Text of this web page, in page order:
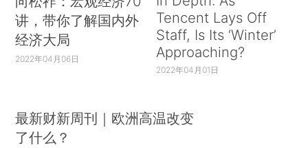
讲，带你了解国内外
经济大局
2022年04月06日
Tencent Lays Off
Staff, Is Its ‘Winter’
Approaching?
2022年04月01日
最新财新周刊｜欧洲高温改变
了什么？